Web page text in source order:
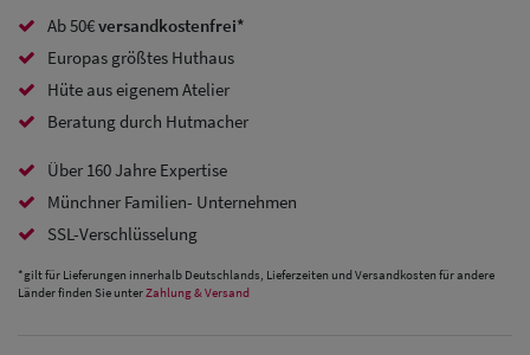
Caps
Sale:
Trucker
Caps
Sale: Caps
Ohrenschutz
Ab 50€versandkostenfrei*
Europas größtes Huthaus
Hüte aus eigenem Atelier
Beratung durch Hutmacher
Über 160 Jahre Expertise
Münchner Familien- Unternehmen
SSL-Verschlüsselung
*gilt für Lieferungen innerhalb Deutschlands, Lieferzeiten und Versandkosten für andere
Länder finden Sie unterZahlung & Versand